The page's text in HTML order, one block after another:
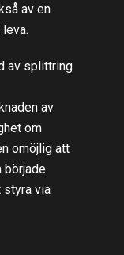
av en
av splittring
av
om
omöjlig att
började
styra via